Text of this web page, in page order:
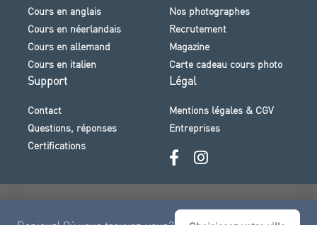
Cours en anglais
Cours en néerlandais
Cours en allemand
Cours en italien
Nos photographes
Recrutement
Magazine
Carte cadeau cours photo
Support
Contact
Questions, réponses
Certifications
Légal
Mentions légales & CGV
Entreprises
Paiement sécurisé · Visa · Mastercard · Klarna et plus